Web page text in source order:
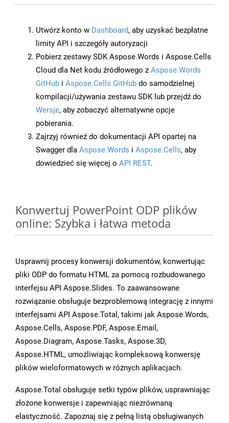
Utwórz konto w Dashboard, aby uzyskać bezpłatne
limity API i szczegóły autoryzacji
Pobierz zestawy SDK Aspose.Words i Aspose.Cells
Cloud dla Net kodu źródłowego z Aspose.Words
GitHub i Aspose.Cells GitHub do samodzielnej
kompilacji/używania zestawu SDK lub przejdź do
Wersje, aby zobaczyć alternatywne opcje
pobierania.
Zajrzyj również do dokumentacji API opartej na
Swagger dla Aspose.Words i Aspose.Cells, aby
dowiedzieć się więcej o API REST.
Konwertuj PowerPoint ODP plików
online: Szybka i łatwa metoda
Usprawnij procesy konwersji dokumentów, konwertując
pliki ODP do formatu HTML za pomocą rozbudowanego
interfejsu API Aspose.Slides. To zaawansowane
rozwiązanie obsługuje bezproblemową integrację z innymi
interfejsami API Aspose.Total, takimi jak Aspose.Words,
Aspose.Cells, Aspose.PDF, Aspose.Email,
Aspose.Diagram, Aspose.Tasks, Aspose.3D,
Aspose.HTML, umożliwiając kompleksową konwersję
plików wieloformatowych w różnych aplikacjach.
Aspose.Total obsługuje setki typów plików, usprawniając
złożone konwersje i zapewniając niezrównaną
elastyczność. Zapoznaj się z pełną listą obsługiwanych